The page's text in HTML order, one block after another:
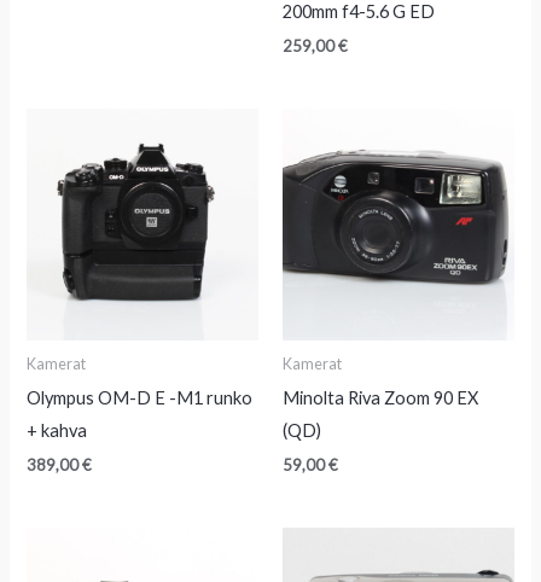
200mm f4-5.6 G ED
259,00€
Kamerat
Olympus OM-D E -M1 runko
+ kahva
389,00€
Kamerat
Minolta Riva Zoom 90 EX
(QD)
59,00€